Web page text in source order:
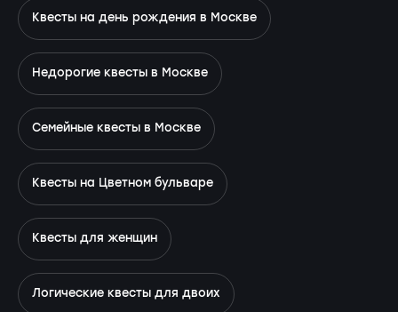
Квесты на день рождения в Москве
Недорогие квесты в Москве
Семейные квесты в Москве
Квесты на Цветном бульваре
Квесты для женщин
Логические квесты для двоих